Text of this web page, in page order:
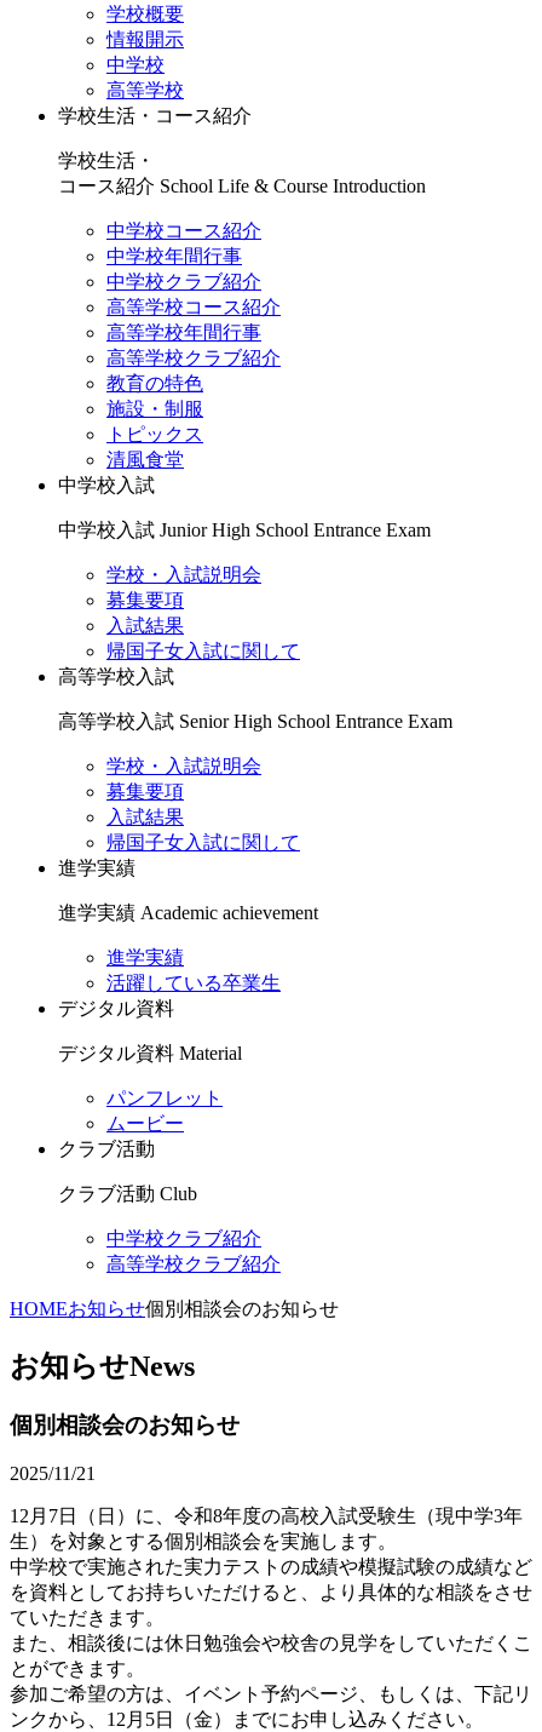
学校概要
情報開示
中学校
高等学校
学校生活・コース紹介
学校生活・
コース紹介 School Life & Course Introduction
中学校コース紹介
中学校年間行事
中学校クラブ紹介
高等学校コース紹介
高等学校年間行事
高等学校クラブ紹介
教育の特色
施設・制服
トピックス
清風食堂
中学校入試
中学校入試 Junior High School Entrance Exam
学校・入試説明会
募集要項
入試結果
帰国子女入試に関して
高等学校入試
高等学校入試 Senior High School Entrance Exam
学校・入試説明会
募集要項
入試結果
帰国子女入試に関して
進学実績
進学実績 Academic achievement
進学実績
活躍している卒業生
デジタル資料
デジタル資料 Material
パンフレット
ムービー
クラブ活動
クラブ活動 Club
中学校クラブ紹介
高等学校クラブ紹介
HOMEお知らせ個別相談会のお知らせ
お知らせNews
個別相談会のお知らせ
2025/11/21
12月7日（日）に、令和8年度の高校入試受験生（現中学3年
生）を対象とする個別相談会を実施します。
中学校で実施された実力テストの成績や模擬試験の成績など
を資料としてお持ちいただけると、より具体的な相談をさせ
ていただきます。
また、相談後には休日勉強会や校舎の見学をしていただくこ
とができます。
参加ご希望の方は、イベント予約ページ、もしくは、下記リ
ンクから、12月5日（金）までにお申し込みください。